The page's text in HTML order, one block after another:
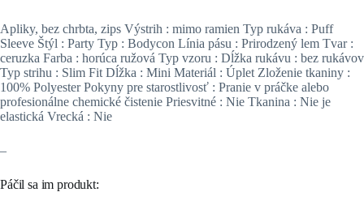
Apliky, bez chrbta, zips Výstrih : mimo ramien Typ rukáva : Puff
Sleeve Štýl : Party Typ : Bodycon Línia pásu : Prirodzený lem Tvar :
ceruzka Farba : horúca ružová Typ vzoru : Dĺžka rukávu : bez rukávov
Typ strihu : Slim Fit Dĺžka : Mini Materiál : Úplet Zloženie tkaniny :
100% Polyester Pokyny pre starostlivosť : Pranie v práčke alebo
profesionálne chemické čistenie Priesvitné : Nie Tkanina : Nie je
elastická Vrecká : Nie
–
Páčil sa im produkt: